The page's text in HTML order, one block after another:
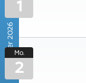
November 2026
1
Mo.
2